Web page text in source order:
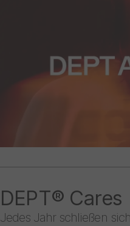
DEPT® Cares
Jedes Jahr schließen